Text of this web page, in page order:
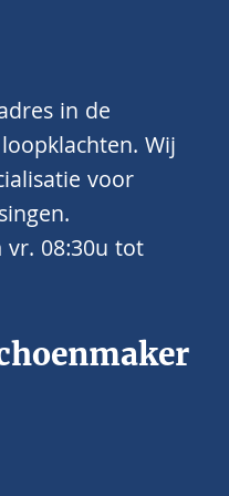
in de
Wij
voor
08:30u tot